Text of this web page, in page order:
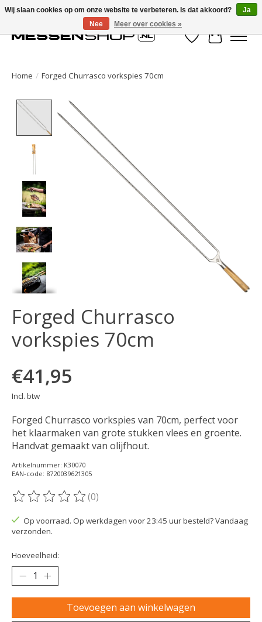
Verlanglijst
Home / Forged Churrasco vorkspies 70cm
Product image slideshow Items
Forged Churrasco
vorkspies 70cm
€41,95
Incl. btw
Forged Churrasco vorkspies van 70cm, perfect voor
het klaarmaken van grote stukken vlees en groente.
Handvat gemaakt van olijfhout.
Artikelnummer: K30070
EAN-code: 8720039621305
De beoordeling van dit product is
(0)
Op voorraad. Op werkdagen voor 23:45 uur besteld? Vandaag
verzonden.
Hoeveelheid:
Toevoegen aan winkelwagen
Wij slaan cookies op om onze website te verbeteren. Is dat akkoord?
Ja
Nee
Meer over cookies »